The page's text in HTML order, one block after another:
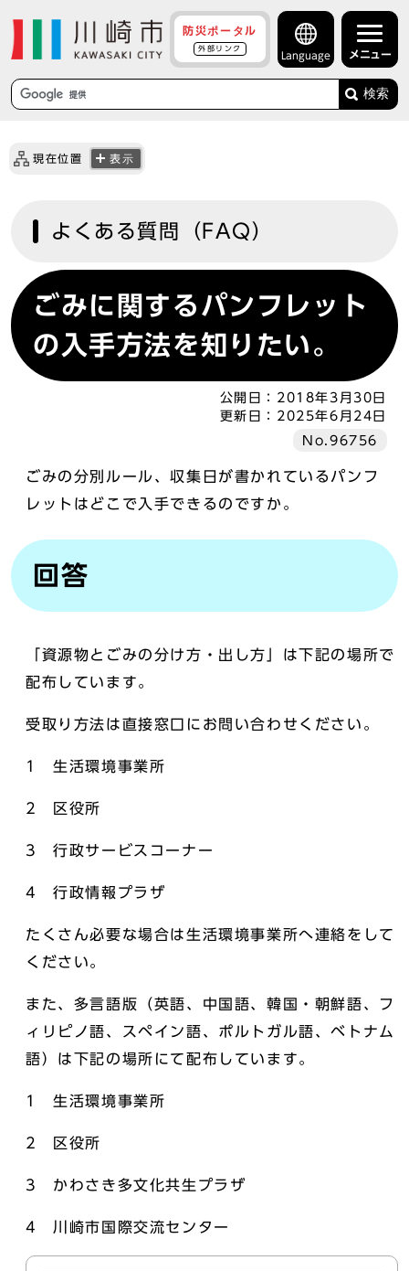
防災ポータル
外部リンク
Language メニュー
検索
現在位置 表示
よくある質問（FAQ）
ごみに関するパンフレット
の入手方法を知りたい。
公開日： 2018年3月30日
更新日： 2025年6月24日
No.96756
ごみの分別ルール、収集日が書かれているパンフ
レットはどこで入手できるのですか。
回答
「資源物とごみの分け方・出し方」は下記の場所で
配布しています。
受取り方法は直接窓口にお問い合わせください。
1 生活環境事業所
2 区役所
3 行政サービスコーナー
4 行政情報プラザ
たくさん必要な場合は生活環境事業所へ連絡をして
ください。
また、多言語版（英語、中国語、韓国・朝鮮語、フ
ィリピノ語、スペイン語、ポルトガル語、ベトナム
語）は下記の場所にて配布しています。
1 生活環境事業所
2 区役所
3 かわさき多文化共生プラザ
4 川崎市国際交流センター